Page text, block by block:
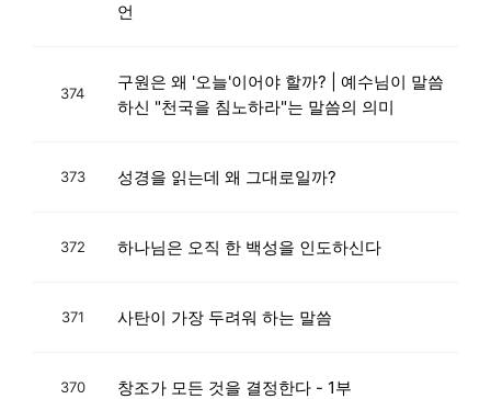
언
374
구원은 왜 '오늘'이어야 할까? | 예수님이 말씀
하신 "천국을 침노하라"는 말씀의 의미
373 성경을 읽는데 왜 그대로일까?
372 하나님은 오직 한 백성을 인도하신다
371 사탄이 가장 두려워 하는 말씀
370 창조가 모든 것을 결정한다 - 1부